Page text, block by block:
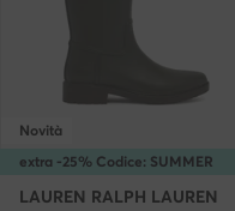
extra -25% Codice: SUMMER
Novità
LAUREN RALPH LAUREN